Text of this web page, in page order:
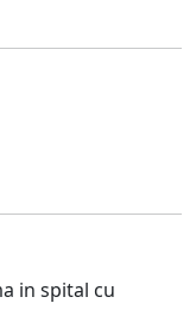
in spital cu